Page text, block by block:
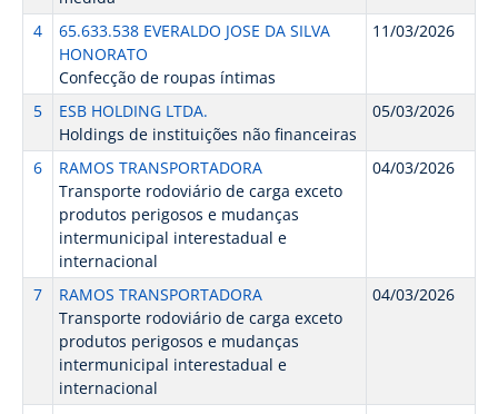
4
65.633.538 EVERALDO JOSE DA SILVA
HONORATO
Confecção de roupas íntimas
11/03/2026
5
ESB HOLDING LTDA.
Holdings de instituições não financeiras
05/03/2026
6
RAMOS TRANSPORTADORA
Transporte rodoviário de carga exceto
produtos perigosos e mudanças
intermunicipal interestadual e
internacional
04/03/2026
7
RAMOS TRANSPORTADORA
Transporte rodoviário de carga exceto
produtos perigosos e mudanças
intermunicipal interestadual e
internacional
04/03/2026